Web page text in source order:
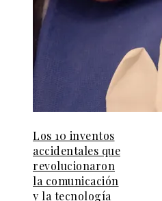
Los 10 inventos
accidentales que
revolucionaron
la comunicación
y la tecnología